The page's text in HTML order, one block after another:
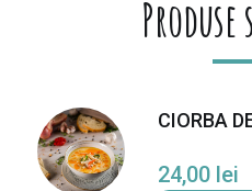
CIORBA
24,00 lei